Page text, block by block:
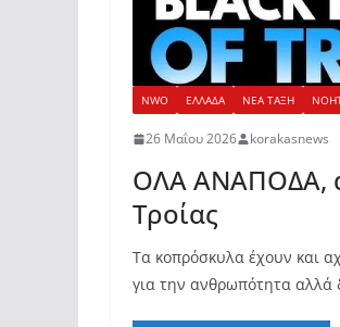
NWO ΕΛΛΑΔΑ ΝΕΑ ΤΑΞΗ
26 Μαΐου 2026 korakasnews
ΟΛΑ ΑΝΑΠΟΔΑ,
Τροίας
Τα κοπρόσκυλα έχουν και
για την ανθρωπότητα αλλά